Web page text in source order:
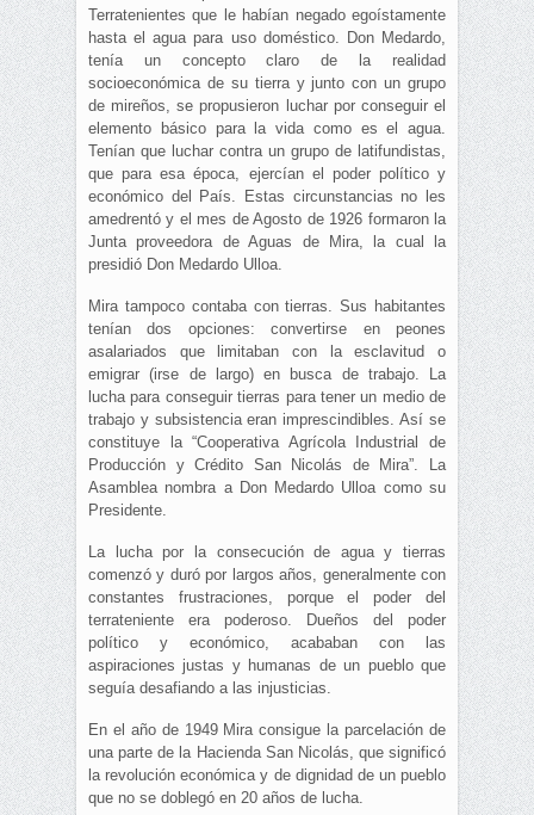
Terratenientes que le habían negado egoístamente
hasta el agua para uso doméstico. Don Medardo,
tenía un concepto claro de la realidad
socioeconómica de su tierra y junto con un grupo
de mireños, se propusieron luchar por conseguir el
elemento básico para la vida como es el agua.
Tenían que luchar contra un grupo de latifundistas,
que para esa época, ejercían el poder político y
económico del País. Estas circunstancias no les
amedrentó y el mes de Agosto de 1926 formaron la
Junta proveedora de Aguas de Mira, la cual la
presidió Don Medardo Ulloa.
Mira tampoco contaba con tierras. Sus habitantes
tenían dos opciones: convertirse en peones
asalariados que limitaban con la esclavitud o
emigrar (irse de largo) en busca de trabajo. La
lucha para conseguir tierras para tener un medio de
trabajo y subsistencia eran imprescindibles. Así se
constituye la “Cooperativa Agrícola Industrial de
Producción y Crédito San Nicolás de Mira”. La
Asamblea nombra a Don Medardo Ulloa como su
Presidente.
La lucha por la consecución de agua y tierras
comenzó y duró por largos años, generalmente con
constantes frustraciones, porque el poder del
terrateniente era poderoso. Dueños del poder
político y económico, acababan con las
aspiraciones justas y humanas de un pueblo que
seguía desafiando a las injusticias.
En el año de 1949 Mira consigue la parcelación de
una parte de la Hacienda San Nicolás, que significó
la revolución económica y de dignidad de un pueblo
que no se doblegó en 20 años de lucha.